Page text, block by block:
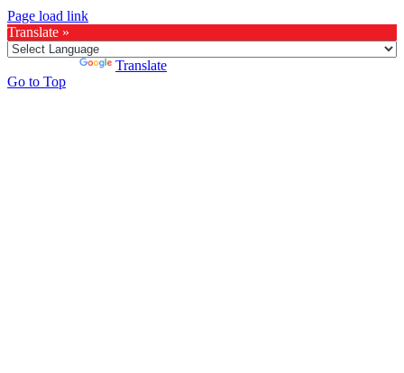
Page load link
Translate »
Translate
Go to Top